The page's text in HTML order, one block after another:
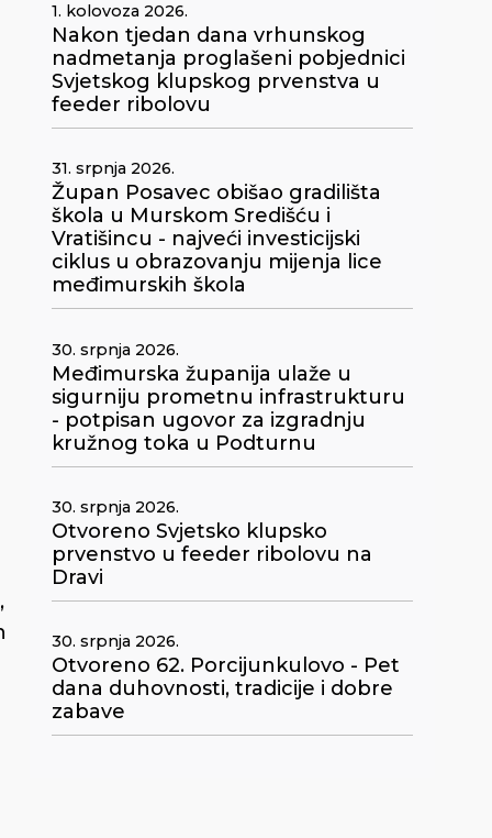
1. kolovoza 2026.
Nakon tjedan dana vrhunskog
nadmetanja proglašeni pobjednici
Svjetskog klupskog prvenstva u
feeder ribolovu
31. srpnja 2026.
Župan Posavec obišao gradilišta
škola u Murskom Središću i
Vratišincu - najveći investicijski
ciklus u obrazovanju mijenja lice
međimurskih škola
30. srpnja 2026.
Međimurska županija ulaže u
sigurniju prometnu infrastrukturu
- potpisan ugovor za izgradnju
kružnog toka u Podturnu
30. srpnja 2026.
Otvoreno Svjetsko klupsko
prvenstvo u feeder ribolovu na
Dravi
30. srpnja 2026.
Otvoreno 62. Porcijunkulovo - Pet
dana duhovnosti, tradicije i dobre
zabave